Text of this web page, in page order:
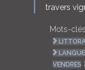
travers
Mots-
VENDRES